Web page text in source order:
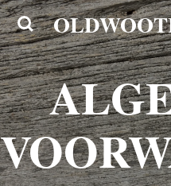
Ga
direct
naar
de
hoofdinhoud